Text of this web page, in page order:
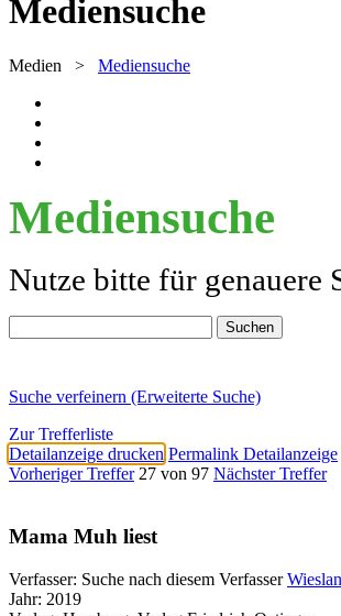
Mediensuche
Medien > Mediensuche
Mediensuche
Nutze bitte für genauere
Suche verfeinern (Erweiterte Suche)
Zur Trefferliste
Detailanzeige drucken Permalink Detailanzeige
Vorheriger Treffer 27 von 97 Nächster Treffer
Mama Muh liest
Verfasser: Suche nach diesem Verfasser
Jahr: 2019